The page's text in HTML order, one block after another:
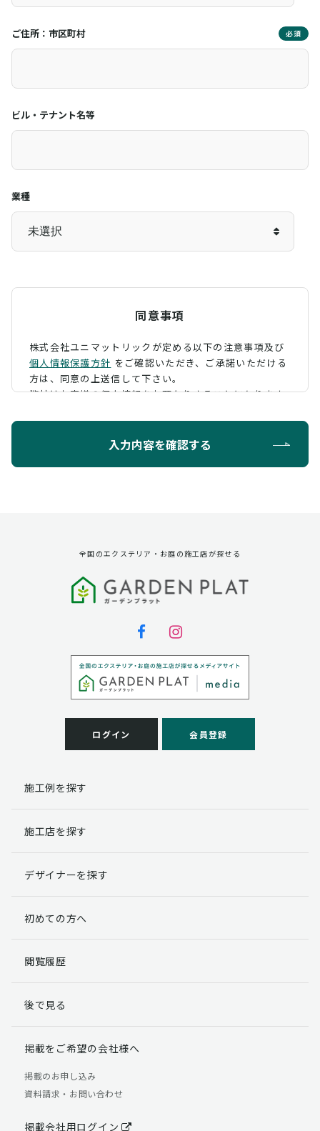
ご住所：市区町村 必須
ビル・テナント名等
業種
同意事項
株式会社ユニマットリックが定める以下の注意事項及び
個人情報保護方針 をご確認いただき、 ご承諾いただける
方は、同意の上送信して下さい。
弊社はお客様の個人情報をお預かりすることになります
ように定め、保護に努めております。
第三者への提供
弊社は法律で定められている場合を除いて、お客様の個
個人情報の取扱い業務の委託
弊社は事業運営上、お客様により良いサービスを提供す
るために業務の一部を外部に委託しており、業務委託先
客様には、貴殿の個人情報の利用目的の通知、開示、訂
理・機密保持などによりお客様の個人情報の漏洩防止に
個人情報提出の任意性
す。
らかじめご了承ください。
個人情報の開示請求について
る権利があります。
「個人情報の取り扱いについて」
【お問合せ先】 個人情報問合せ窓口
TEL：03-5411-7891（平日9:00 ～ 18:00）
入力内容を確認する
全国のエクステリア・お庭の施工店が探せる
ログイン 会員登録
施工例を探す
施工店を探す
デザイナーを探す
初めての方へ
閲覧履歴
後で見る
掲載をご希望の会社様へ
掲載のお申し込み
資料請求・お問い合わせ
掲載会社用ログイン